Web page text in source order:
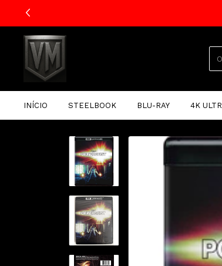
INÍCIO STEELBOOK BLU-RAY 4K